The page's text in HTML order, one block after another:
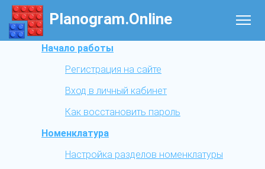
Planogram.Online
Начало работы
Регистрация на сайте
Вход в личный кабинет
Как восстановить пароль
Номенклатура
Настройка разделов номенклатуры